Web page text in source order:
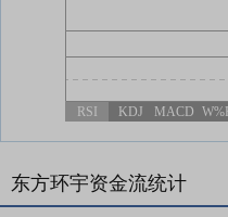
RSI KDJ MACD
东方环宇资金流统计